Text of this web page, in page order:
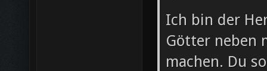
Ich bin der
Götter neben
machen. Du